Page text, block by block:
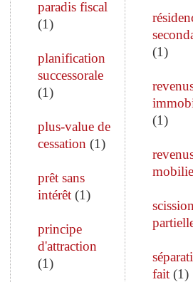
paradis fiscal
(1)
planification
successorale
(1)
plus-value de
cessation (1)
prêt sans
intérêt(1)
principe
d'attraction
(1)
(1)
(1)
fait(1)